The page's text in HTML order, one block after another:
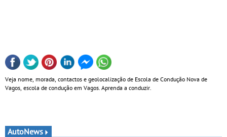
Veja nome, morada, contactos e geolocalização de Escola de Condução Nova de
Vagos, escola de condução em Vagos. Aprenda a conduzir.
AutoNews